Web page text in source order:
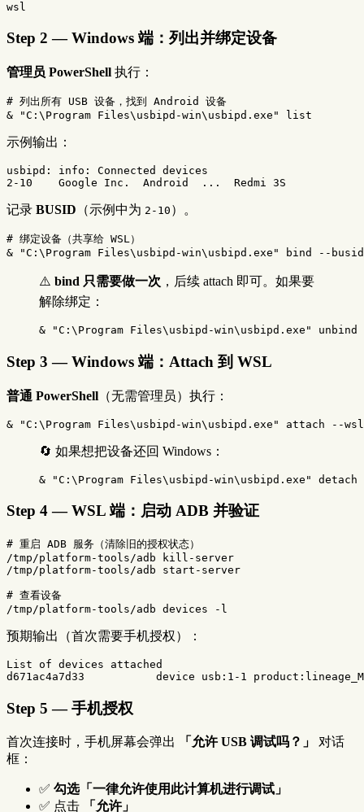
Step 2 — Windows 端：列出并绑定设备
管理员 PowerShell 执行：
# 列出所有 USB 设备，找到 Android 设备
&
"C:\Program Files\usbipd-win\usbipd.exe" list
示例输出：
usbipd: info: Connected devices
记录 BUSID （示例中为 2-10 ）。
# 绑定设备（共享给 WSL）
&
"C:\Program Files\usbipd-win\usbipd.exe" bind --busid
⚠️ bind 只需要做一次 ，后续 attach 即可。如果要
解除绑定：
& "C:\Program Files\usbipd-win\usbipd.exe" unbind
Step 3 — Windows 端：Attach 到 WSL
普通 PowerShell （无需管理员）执行：
& "C:\Program Files\usbipd-win\usbipd.exe" attach --wsl
🔄 如果想把设备还回 Windows：
& "C:\Program Files\usbipd-win\usbipd.exe" detach
Step 4 — WSL 端：启动 ADB 并验证
# 重启 ADB 服务（清除旧的授权状态）
/tmp/platform-tools/adb kill-server
/tmp/platform-tools/adb start-server
# 查看设备
/tmp/platform-tools/adb devices
-l
预期输出（首次需要手机授权）：
List of devices attached
Step 5 — 手机授权
首次连接时，手机屏幕会弹出 「允许 USB 调试吗？」
对话
框：
✅ 勾选「一律允许使用此计算机进行调试」
✅ 点击
「允许」